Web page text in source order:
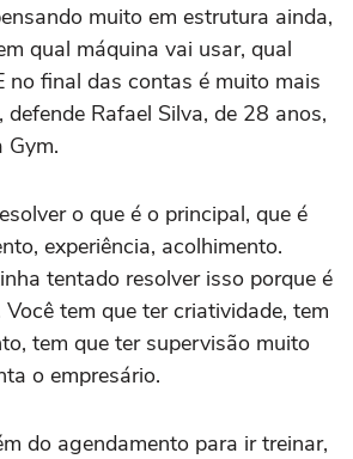
muito em estrutura ainda,
qual máquina vai usar, qual
no final das contas é muito mais
defende Rafael Silva, de 28 anos,
Gym.
o que é o principal, que é
experiência, acolhimento.
tentado resolver isso porque é
tem que ter criatividade, tem
tem que ter supervisão muito
o empresário.
do agendamento para ir treinar,